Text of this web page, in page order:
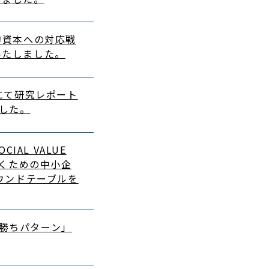
本への対応戦
しました。
研究レポート
た。
VALUE
ための中小企
ドテーブルを
パターン」